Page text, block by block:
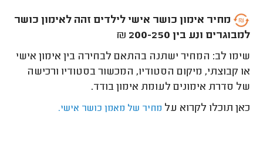
מחיר אימון כושר אישי לילדים זהה לאימון כושר
למבוגרים ונע בין 200-250
₪
שימו לב: המחיר ישתנה בהתאם לבחירה בין אימון אישי
או קבוצתי, מיקום הסטודיו, המכשור בסטודיו ורכישה
של סדרת אימונים לעומת אימון בודד.
כאן תוכלו לקרוא על מחיר של מאמן כושר אישי.